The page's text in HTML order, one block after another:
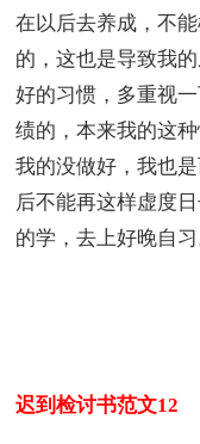
在以后去养成，不
的，这也是导致我
好的习惯，多重视
绩的，本来我的这
我的没做好，我也
后不能再这样虚度
的学，去上好晚自习
迟到检讨书范文12